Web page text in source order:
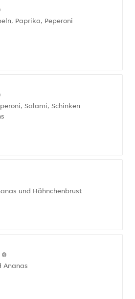
Paprika, Peperoni
Salami, Schinken
und Hähnchenbrust
Ananas